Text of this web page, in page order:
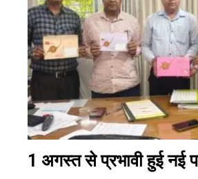
1 अगस्त से प्रभावी हुई नई